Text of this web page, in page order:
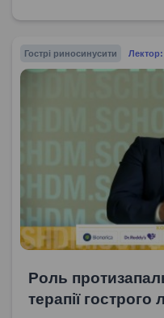
Гострі риносинусити
Роль
терапії гострого